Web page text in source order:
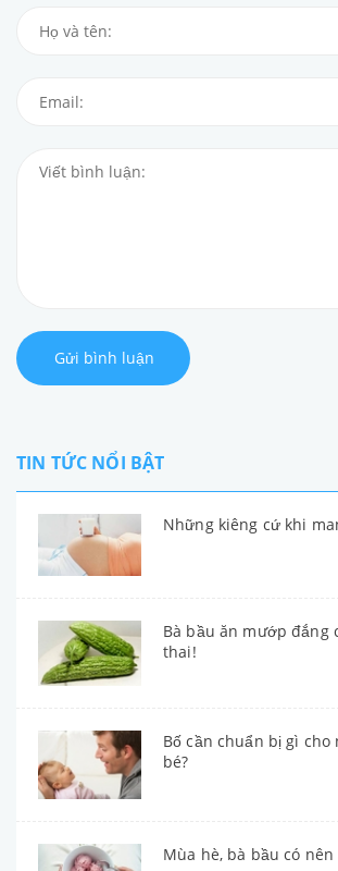
Gửi bình luận
TIN TỨC NỔI BẬT
Những kiêng cứ khi
Bà bầu ăn mướp đắng
thai!
Bố cần chuẩn bị gì cho
bé?
Mùa hè, bà bầu có nên